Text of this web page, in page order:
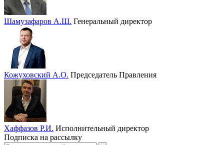
Шамузафаров А.Ш. Генеральный директор
Кожуховский А.О. Председатель Правления
Хаффазов Р.И. Исполнительный директор
Подписка на рассылку